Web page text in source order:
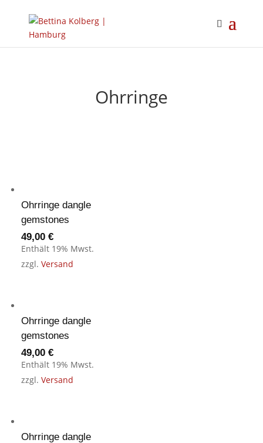
Ohrringe
Ohrringe dangle
gemstones
49,00€
Enthält 19% Mwst.
zzgl.Versand
Ohrringe dangle
gemstones
49,00€
Enthält 19% Mwst.
zzgl.Versand
Ohrringe dangle